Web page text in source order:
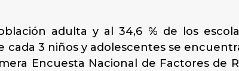
adulta y al 34,6 % de los
cada 3 niños y adolescentes se
Encuesta Nacional de Factores de